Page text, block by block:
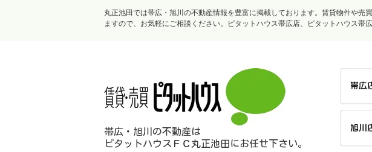
丸正池田では帯広・旭川の不動産情報を豊富に掲載しております。賃貸物件や
ますので、お気軽にご相談ください。ピタットハウス帯広店、ピタットハウス帯
帯広・旭川の不動産は
ピタットハウスＦＣ丸正池田にお任せ下さい。